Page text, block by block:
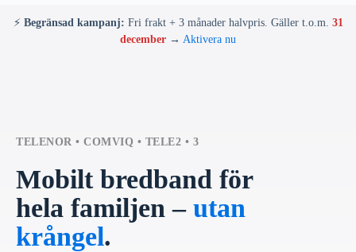
⚡ Begränsad kampanj: Fri frakt + 3 månader halvpris. Gäller t.o.m. 31
december → Aktivera nu
TELENOR • COMVIQ • TELE2 • 3
Mobilt bredband för
hela familjen – utan
krångel.